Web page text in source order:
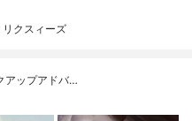
クスィーズ
アップアドバ…